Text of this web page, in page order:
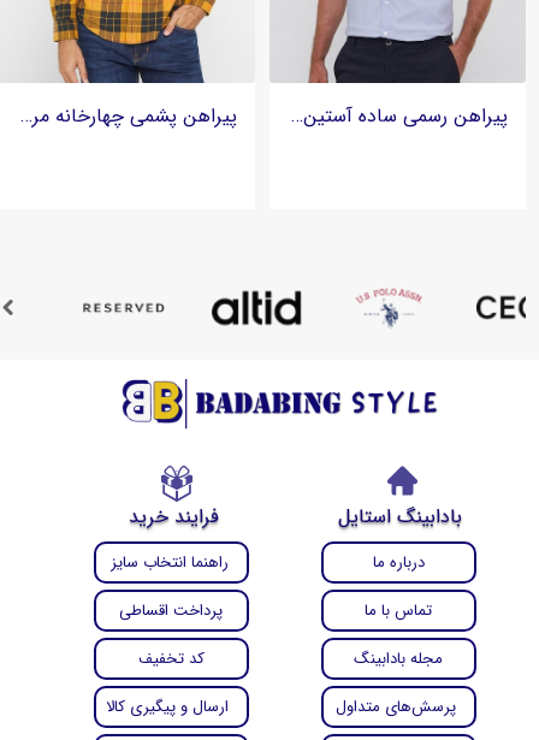
پیراهن پشمی چهارخانه مردانه برند کورتفیل Cortefiel پیراهن رسمی ساده آستین بلند مردانه برند سیسلی SISLEY
فرایند خرید بادابینگ استایل
راهنما انتخاب سایز
پرداخت اقساطی
کد تخفیف
ارسال و پیگیری کالا
درباره ما
تماس با ما
مجله بادابینگ
پرسش‌های متداول